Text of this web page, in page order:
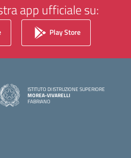
app ufficiale su:
Play Store
ISTITUTO DI ISTRUZIONE SUPERIORE
MOREA-VIVARELLI
FABRIANO